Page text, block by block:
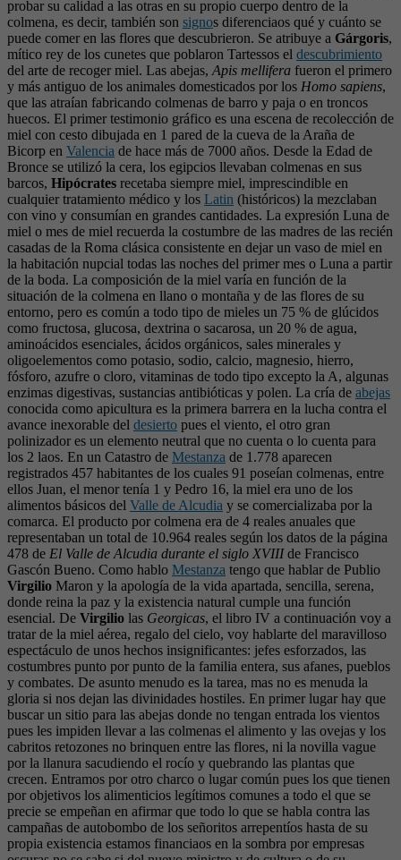
probar su calidad a las otras en su propio cuerpo dentro de la
colmena, es decir, también son signos diferenciaos qué y cuánto se
puede comer en las flores que descubrieron. Se atribuye a Gárgoris,
mítico rey de los cunetes que poblaron Tartessos el descubrimiento
del arte de recoger miel. Las abejas, Apis mellifera fueron el primero
y más antiguo de los animales domesticados por los Homo sapiens,
que las atraían fabricando colmenas de barro y paja o en troncos
huecos. El primer testimonio gráfico es una escena de recolección de
miel con cesto dibujada en 1 pared de la cueva de la Araña de
Bicorp en Valencia de hace más de 7000 años. Desde la Edad de
Bronce se utilizó la cera, los egipcios llevaban colmenas en sus
barcos, Hipócrates recetaba siempre miel, imprescindible en
cualquier tratamiento médico y los Latin (históricos) la mezclaban
con vino y consumían en grandes cantidades. La expresión Luna de
miel o mes de miel recuerda la costumbre de las madres de las recién
casadas de la Roma clásica consistente en dejar un vaso de miel en
la habitación nupcial todas las noches del primer mes o Luna a partir
de la boda. La composición de la miel varía en función de la
situación de la colmena en llano o montaña y de las flores de su
entorno, pero es común a todo tipo de mieles un 75 % de glúcidos
como fructosa, glucosa, dextrina o sacarosa, un 20 % de agua,
aminoácidos esenciales, ácidos orgánicos, sales minerales y
oligoelementos como potasio, sodio, calcio, magnesio, hierro,
fósforo, azufre o cloro, vitaminas de todo tipo excepto la A, algunas
enzimas digestivas, sustancias antibióticas y polen. La cría de abejas
conocida como apicultura es la primera barrera en la lucha contra el
avance inexorable del desierto pues el viento, el otro gran
polinizador es un elemento neutral que no cuenta o lo cuenta para
los 2 laos. En un Catastro de Mestanza de 1.778 aparecen
registrados 457 habitantes de los cuales 91 poseían colmenas, entre
ellos Juan, el menor tenía 1 y Pedro 16, la miel era uno de los
alimentos básicos del Valle de Alcudia y se comercializaba por la
comarca. El producto por colmena era de 4 reales anuales que
representaban un total de 10.964 reales según los datos de la página
478 de El Valle de Alcudia durante el siglo XVIIIde Francisco
Gascón Bueno. Como hablo Mestanza tengo que hablar de Publio
Virgilio Maron y la apología de la vida apartada, sencilla, serena,
donde reina la paz y la existencia natural cumple una función
esencial. De Virgilio las Georgicas, el libro IV a continuación voy a
tratar de la miel aérea, regalo del cielo, voy hablarte del maravilloso
espectáculo de unos hechos insignificantes: jefes esforzados, las
costumbres punto por punto de la familia entera, sus afanes, pueblos
y combates. De asunto menudo es la tarea, mas no es menuda la
gloria si nos dejan las divinidades hostiles. En primer lugar hay que
buscar un sitio para las abejas donde no tengan entrada los vientos
pues les impiden llevar a las colmenas el alimento y las ovejas y los
cabritos retozones no brinquen entre las flores, ni la novilla vague
por la llanura sacudiendo el rocío y quebrando las plantas que
crecen. Entramos por otro charco o lugar común pues los que tienen
por objetivos los alimenticios legítimos comunes a todo el que se
precie se empeñan en afirmar que todo lo que se habla contra las
campañas de autobombo de los señoritos arrepentíos hasta de su
propia existencia estamos financiaos en la sombra por empresas